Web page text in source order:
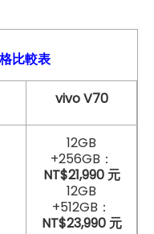
比較表
vivo V70
12GB
+256GB：
NT$21,990 元
12GB
+512GB：
NT$23,990 元